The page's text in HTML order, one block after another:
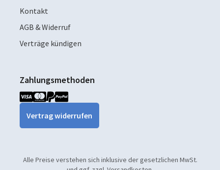
Kontakt
AGB & Widerruf
Verträge kündigen
Zahlungsmethoden
Vertrag widerrufen
Alle Preise verstehen sich inklusive der gesetzlichen MwSt.